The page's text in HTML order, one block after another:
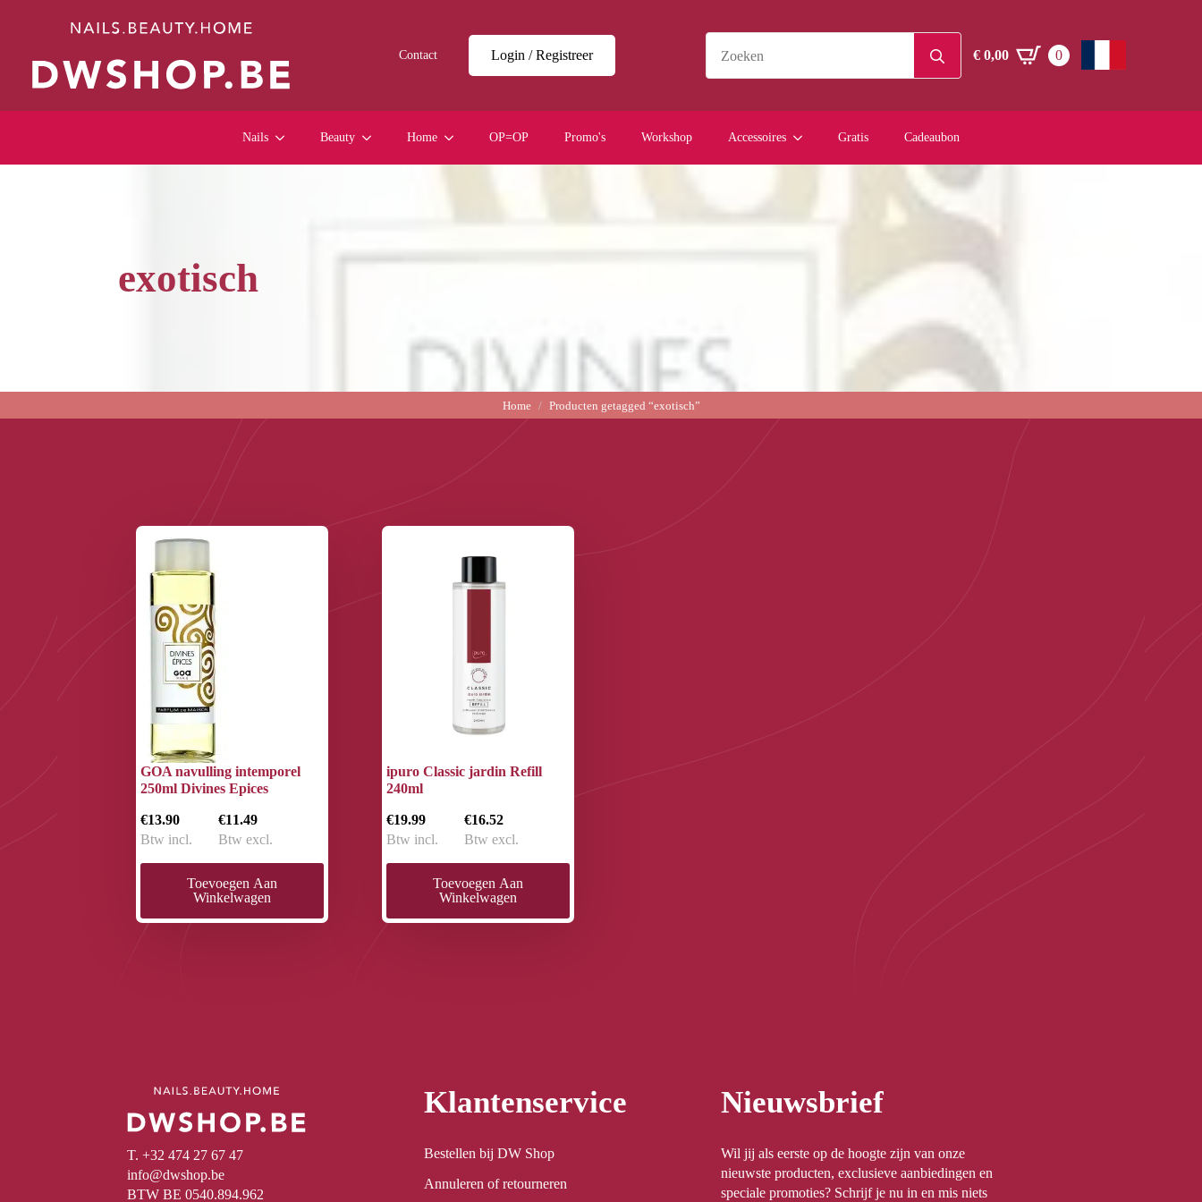
Contact Login / Registreer
for:€0,00 0
Nails Beauty Home OP=OP Promo's Workshop Accessoires Gratis Cadeaubon
exotisch
Home Producten getagged “exotisch”
GOA navulling intemporel
250ml Divines Epices
€13.90
Btw incl.
€11.49
Btw excl.
Toevoegen Aan
Winkelwagen
ipuro Classic jardin Refill
240ml
€19.99
Btw incl.
€16.52
Btw excl.
Toevoegen Aan
Winkelwagen
T. +32 474 27 67 47
info@dwshop.be
BTW BE 0540.894.962
Klantenservice
Bestellen bij DW Shop
Annuleren of retourneren
Nieuwsbrief
Wil jij als eerste op de hoogte zijn van onze
nieuwste producten, exclusieve aanbiedingen en
speciale promoties? Schrijf je nu in en mis niets